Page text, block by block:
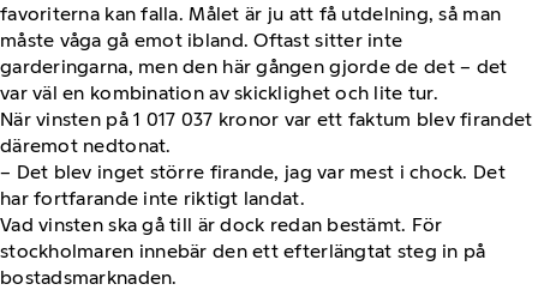
favoriterna kan falla. Målet är ju att få utdelning, så man
måste våga gå emot ibland. Oftast sitter inte
garderingarna, men den här gången gjorde de det – det
var väl en kombination av skicklighet och lite tur.
När vinsten på 1 017 037 kronor var ett faktum blev firandet
däremot nedtonat.
– Det blev inget större firande, jag var mest i chock. Det
har fortfarande inte riktigt landat.
Vad vinsten ska gå till är dock redan bestämt. För
stockholmaren innebär den ett efterlängtat steg in på
bostadsmarknaden.